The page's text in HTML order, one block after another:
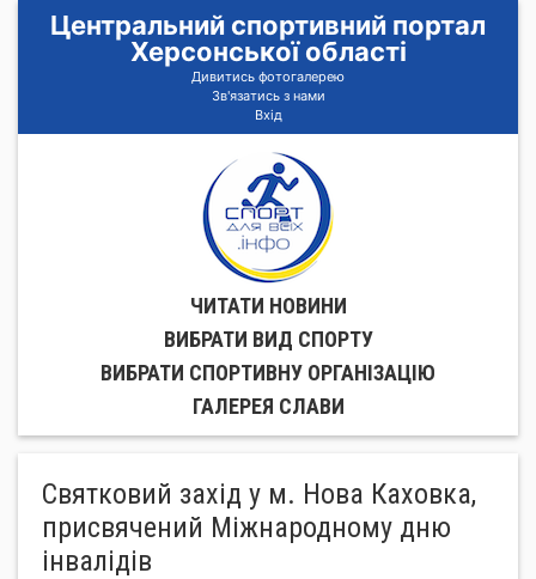
Центральний спортивний портал
Херсонської області
Дивитись фотогалерею
Зв'язатись з нами
Вхід
ЧИТАТИ НОВИНИ
ВИБРАТИ ВИД СПОРТУ
ВИБРАТИ СПОРТИВНУ ОРГАНIЗАЦIЮ
ГАЛЕРЕЯ СЛАВИ
Святковий захід у м. Нова Каховка,
присвячений Міжнародному дню
інвалідів